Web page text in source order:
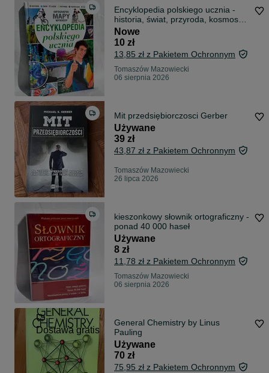
Encyklopedia polskiego ucznia -
historia, świat, przyroda, kosmos
itp.
Nowe
10 zł
13,85 zł z Pakietem Ochronnym
Tomaszów Mazowiecki
06 sierpnia 2026
Mit przedsiębiorczosci Gerber
Używane
39 zł
43,87 zł z Pakietem Ochronnym
Tomaszów Mazowiecki
26 lipca 2026
kieszonkowy słownik ortograficzny -
ponad 40 000 haseł
Używane
8 zł
11,78 zł z Pakietem Ochronnym
Tomaszów Mazowiecki
06 sierpnia 2026
Dostawa gratis
General Chemistry by Linus
Pauling
Używane
70 zł
75,95 zł z Pakietem Ochronnym